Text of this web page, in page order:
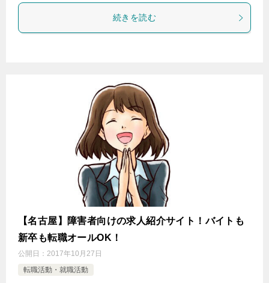
続きを読む
【名古屋】障害者向けの求人紹介サイト！バイトも
新卒も転職オールOK！
公開日： 2017年10月27日
転職活動・就職活動